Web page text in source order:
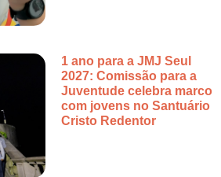
1 ano para a JMJ Seul
2027: Comissão para a
Juventude celebra marco
com jovens no Santuário
Cristo Redentor